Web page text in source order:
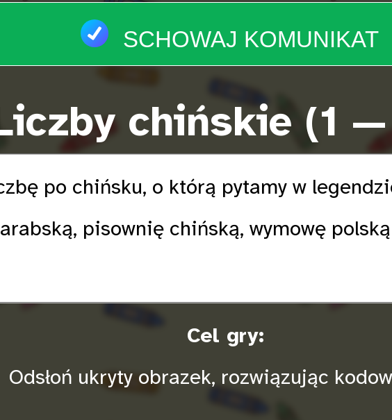
SCHOWAJ KOMUNIKAT
chińskie (1
po chińsku, o którą pytamy w
pisownię chińską, wymowę
Cel gry:
Odsłoń ukryty obrazek, rozwiązując